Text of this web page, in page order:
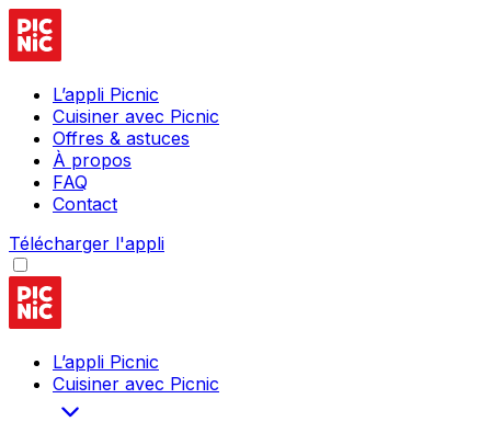
L’appli Picnic
Cuisiner avec Picnic
Offres & astuces
À propos
FAQ
Contact
Télécharger l'appli
L’appli Picnic
Cuisiner avec Picnic